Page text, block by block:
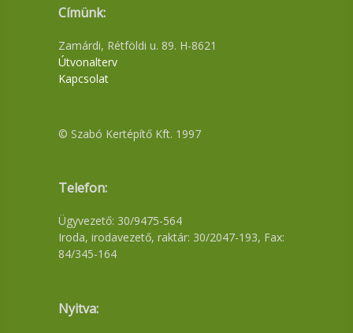
Címünk:
Zamárdi, Rétföldi u. 89. H-8621
Útvonalterv
Kapcsolat
© Szabó Kertépítő Kft. 1997
Telefon:
Ügyvezető: 30/9475-564
Iroda, irodavezető, raktár: 30/2047-193, Fax:
84/345-164
Nyitva: